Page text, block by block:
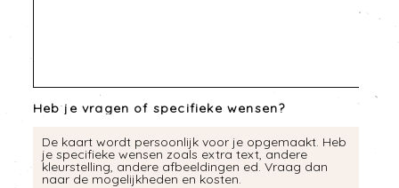
Heb je vragen of specifieke wensen?
De kaart wordt persoonlijk voor je opgemaakt. Heb
je specifieke wensen zoals extra text, andere
kleurstelling, andere afbeeldingen ed. Vraag dan
naar de mogelijkheden en kosten.